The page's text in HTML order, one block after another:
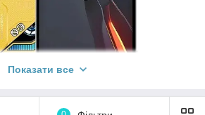
Показати все